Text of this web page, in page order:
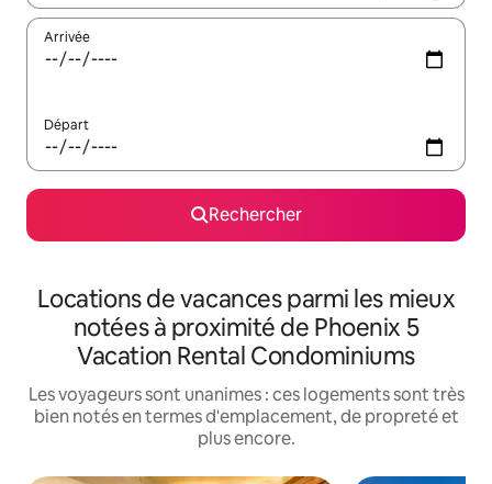
Arrivée
Départ
Rechercher
Locations de vacances parmi les mieux
notées à proximité de Phoenix 5
Vacation Rental Condominiums
Les voyageurs sont unanimes : ces logements sont très
bien notés en termes d'emplacement, de propreté et
plus encore.